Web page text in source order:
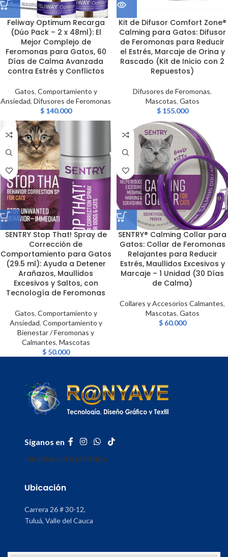
Feliway Optimum Recarga
(Dúo Pack – 2 x 48ml): El
Mejor Complejo de
Feromonas para Gatos, 60
Días de Calma Avanzada
contra Estrés y Conflictos
Gatos, Comportamiento y
Ansiedad, Difusores de Feromonas
$140.000
Kit de Difusor Comfort Zone®
Calming para Gatos: Difusor
de Feromonas para Reducir
el Estrés, Marcaje de Orina y
Rascado (Kit de Inicio con 2
Repuestos)
Difusores de Feromonas,
Mascotas, Gatos
$155.000
SENTRY Stop That! Spray de
Corrección de
Comportamiento para Gatos
(29.5 ml): Ayuda a Detener
Arañazos, Maullidos
Excesivos y Saltos, con
Tecnología de Feromonas
Gatos, Comportamiento y
Ansiedad, Comportamiento y
Bienestar / Feromonas y
Calmantes, Mascotas
$50.000
SENTRY® Calming Collar para
Gatos: Collar de Feromonas
Relajantes para Reducir
Estrés, Maullidos Excesivos y
Marcaje – 1 Unidad (30 Días
de Calma)
Collares y Accesorios Calmantes,
Mascotas, Gatos
$60.000
Síganos en
INICIOMI CUENTATIENDA
Ubicación
Carrera 26 # 30-12,
Tuluá, Valle del Cauca